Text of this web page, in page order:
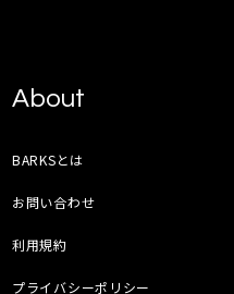
About
BARKSとは
お問い合わせ
利用規約
プライバシーポリシー